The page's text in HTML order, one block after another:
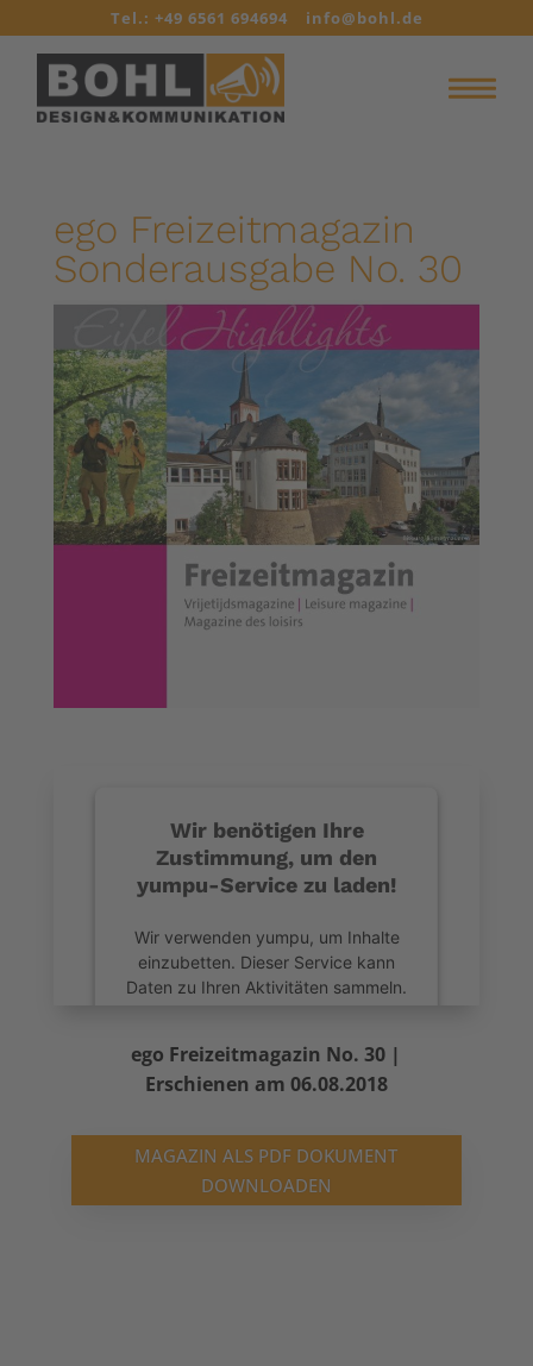
Tel.: +49 6561 694694 info@bohl.de
ego Freizeitmagazin
Sonderausgabe No. 30
Wir benötigen Ihre
Zustimmung, um den
yumpu-Service zu laden!
Wir verwenden yumpu, um Inhalte
einzubetten. Dieser Service kann
Daten zu Ihren Aktivitäten sammeln.
Service zu, um diese Inhalte
anzuzeigen.
Mehr Informationen
Akzeptieren
ego Freizeitmagazin Südeifel
ego Freizeitmagazin No. 30 |
Erschienen am 06.08.2018
MAGAZIN ALS PDF DOKUMENT
DOWNLOADEN